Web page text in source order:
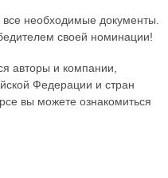
все необходимые документы.
своей номинации!
авторы и компании,
Федерации и стран
вы можете ознакомиться